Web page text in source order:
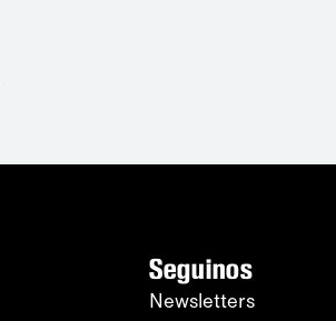
Seguinos
Newsletters